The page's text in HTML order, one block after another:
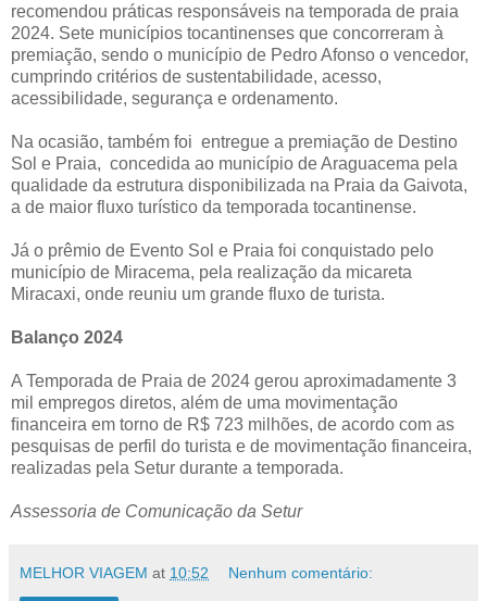
recomendou práticas responsáveis na temporada de praia
2024. Sete municípios tocantinenses que concorreram à
premiação, sendo o município de Pedro Afonso o vencedor,
cumprindo critérios de sustentabilidade, acesso,
acessibilidade, segurança e ordenamento.
Na ocasião, também foi entregue a premiação de Destino
Sol e Praia, concedida ao município de Araguacema pela
qualidade da estrutura disponibilizada na Praia da Gaivota,
a de maior fluxo turístico da temporada tocantinense.
Já o prêmio de Evento Sol e Praia foi conquistado pelo
município de Miracema, pela realização da micareta
Miracaxi, onde reuniu um grande fluxo de turista.
Balanço 2024
A Temporada de Praia de 2024 gerou aproximadamente 3
mil empregos diretos, além de uma movimentação
ﬁnanceira em torno de R$ 723 milhões, de acordo com as
pesquisas de perfil do turista e de movimentação financeira,
realizadas pela Setur durante a temporada.
Assessoria de Comunicação da Setur
MELHOR VIAGEM at 10:52 Nenhum comentário: